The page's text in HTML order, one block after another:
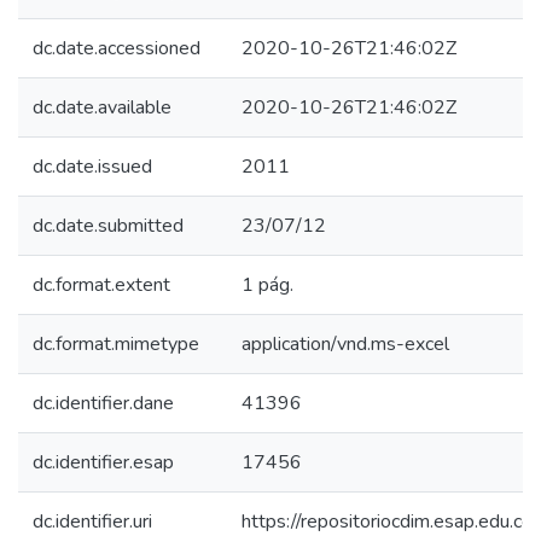
dc.date.accessioned 2020-10-26T21:46:02Z
dc.date.available 2020-10-26T21:46:02Z
dc.date.issued 2011
dc.date.submitted 23/07/12
dc.format.extent 1 pág.
dc.format.mimetype application/vnd.ms-excel
dc.identifier.dane 41396
dc.identifier.esap 17456
dc.identifier.uri https://